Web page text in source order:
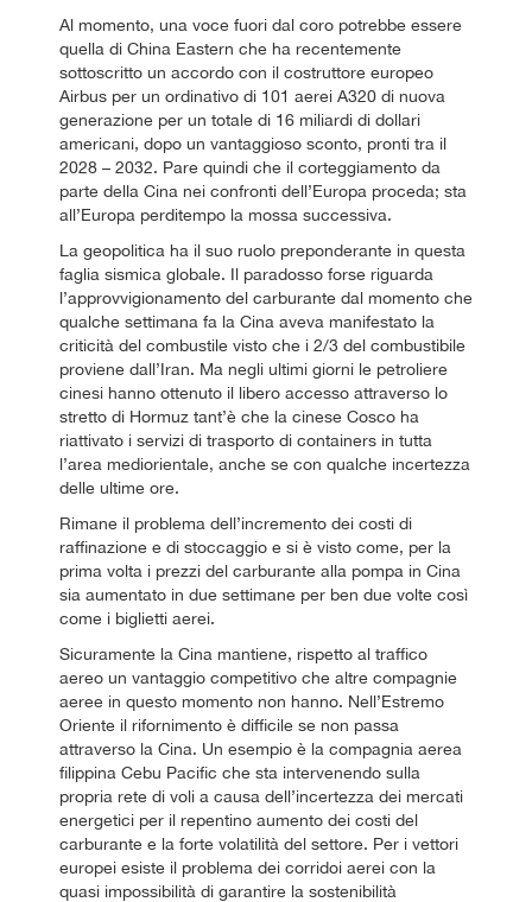
Al momento, una voce fuori dal coro potrebbe essere
quella di China Eastern che ha recentemente
sottoscritto un accordo con il costruttore europeo
Airbus per un ordinativo di 101 aerei A320 di nuova
generazione per un totale di 16 miliardi di dollari
americani, dopo un vantaggioso sconto, pronti tra il
2028 – 2032. Pare quindi che il corteggiamento da
parte della Cina nei confronti dell’Europa proceda; sta
all’Europa perditempo la mossa successiva.
La geopolitica ha il suo ruolo preponderante in questa
faglia sismica globale. Il paradosso forse riguarda
l’approvvigionamento del carburante dal momento che
qualche settimana fa la Cina aveva manifestato la
criticità del combustile visto che i 2/3 del combustibile
proviene dall’Iran. Ma negli ultimi giorni le petroliere
cinesi hanno ottenuto il libero accesso attraverso lo
stretto di Hormuz tant’è che la cinese Cosco ha
riattivato i servizi di trasporto di containers in tutta
l’area mediorientale, anche se con qualche incertezza
delle ultime ore.
Rimane il problema dell’incremento dei costi di
raffinazione e di stoccaggio e si è visto come, per la
prima volta i prezzi del carburante alla pompa in Cina
sia aumentato in due settimane per ben due volte così
come i biglietti aerei.
Sicuramente la Cina mantiene, rispetto al traffico
aereo un vantaggio competitivo che altre compagnie
aeree in questo momento non hanno. Nell’Estremo
Oriente il rifornimento è difficile se non passa
attraverso la Cina. Un esempio è la compagnia aerea
filippina Cebu Pacific che sta intervenendo sulla
propria rete di voli a causa dell’incertezza dei mercati
energetici per il repentino aumento dei costi del
carburante e la forte volatilità del settore. Per i vettori
europei esiste il problema dei corridoi aerei con la
quasi impossibilità di garantire la sostenibilità